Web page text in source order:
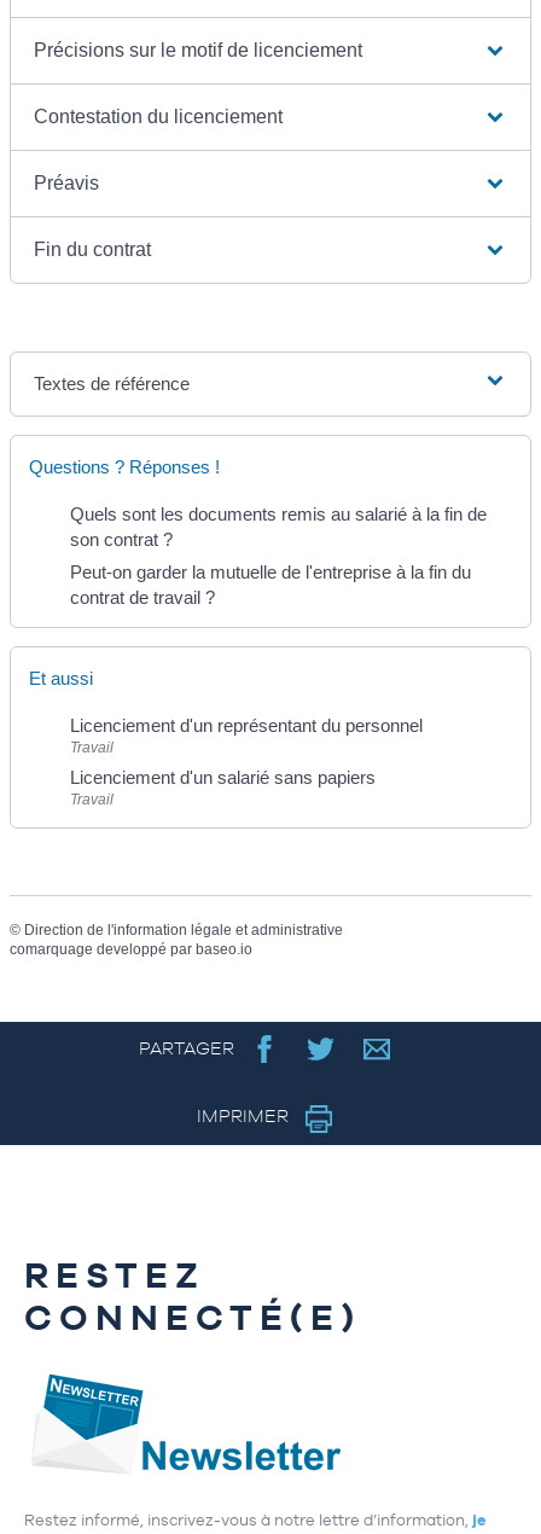
Précisions sur le motif de licenciement
Contestation du licenciement
Préavis
Fin du contrat
Textes de référence
Questions ? Réponses !
Quels sont les documents remis au salarié à la fin de
son contrat ?
Peut-on garder la mutuelle de l'entreprise à la fin du
contrat de travail ?
Et aussi
Licenciement d'un représentant du personnel
Travail
Licenciement d'un salarié sans papiers
Travail
© Direction de l'information légale et administrative
comarquage developpé par baseo.io
PARTAGER
IMPRIMER
RESTEZ
CONNECTÉ(E)
Restez informé, inscrivez-vous à notre lettre d’information, je